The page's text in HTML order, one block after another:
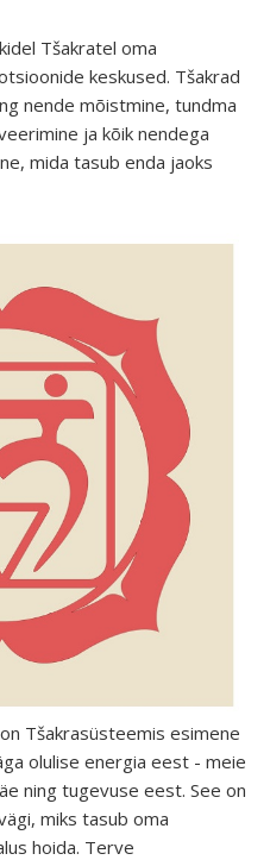
Tšakratel oma
keskused. Tšakrad
nende mõistmine, tundma
ja kõik nendega
mida tasub enda jaoks
Tšakrasüsteemis esimene
olulise energia eest - meie
ning tugevuse eest. See on
miks tasub oma
hoida. Terve